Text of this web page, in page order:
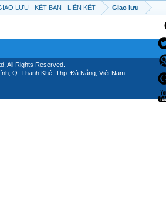
LƯU - KẾT BẠN - LIÊN KẾT Giao lưu
All Rights Reserved.
Q. Thanh Khê, Thp. Đà Nẵng, Việt Nam.